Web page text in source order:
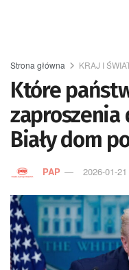
Strona główna KRAJ I
Które
zaproszenia
Biały dom
PAP 2026-01-